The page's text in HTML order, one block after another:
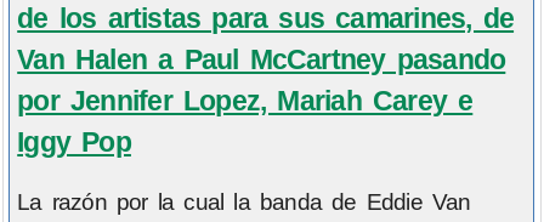
de los artistas para sus camarines, de
Van Halen a Paul McCartney pasando
por Jennifer Lopez, Mariah Carey e
Iggy Pop
La razón por la cual la banda de Eddie Van